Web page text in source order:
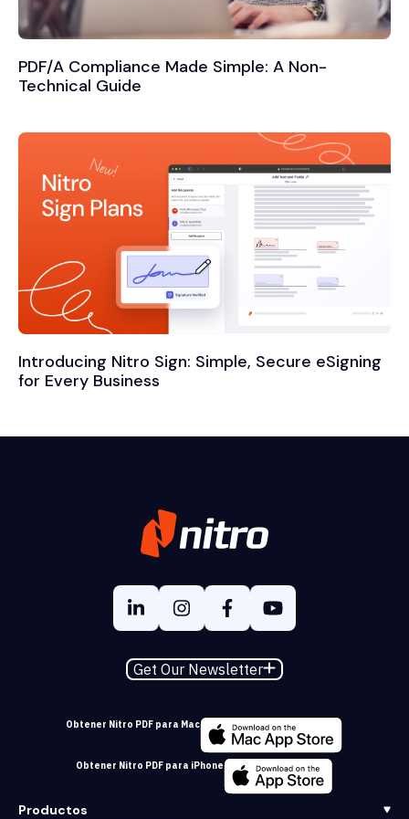
PDF/A Compliance Made Simple: A Non-
Technical Guide
Introducing Nitro Sign: Simple, Secure eSigning
for Every Business
Get Our Newsletter
Obtener Nitro PDF para Mac
Obtener Nitro PDF para iPhone
Productos